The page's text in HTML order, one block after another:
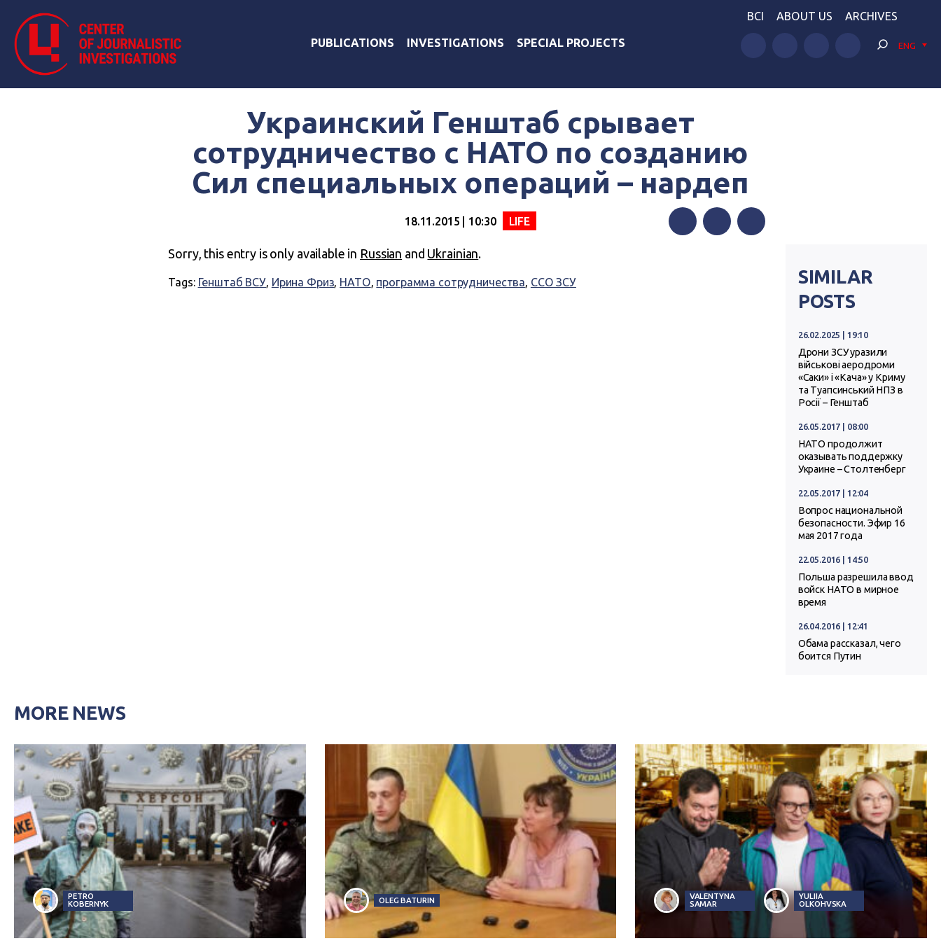
PUBLICATIONS INVESTIGATIONS SPECIAL PROJECTS
BCI ABOUT US ARCHIVES
ENG
Украинский Генштаб срывает
сотрудничество с НАТО по созданию
Сил специальных операций – нардеп
18.11.2015 | 10:30 LIFE
Sorry, this entry is only available in Russian and Ukrainian.
Tags: Генштаб ВСУ, Ирина Фриз, НАТО, программа сотрудничества, ССО ЗСУ
SIMILAR
POSTS
26.02.2025 | 19:10
Дрони ЗСУ уразили
військові аеродроми
«Саки» і «Кача» у Криму
та Туапсинський НПЗ в
Росії – Генштаб
26.05.2017 | 08:00
НАТО продолжит
оказывать поддержку
Украине – Столтенберг
22.05.2017 | 12:04
Вопрос национальной
безопасности. Эфир 16
мая 2017 года
22.05.2016 | 14:50
Польша разрешила ввод
войск НАТО в мирное
время
26.04.2016 | 12:41
Обама рассказал, чего
боится Путин
MORE NEWS
PETRO
KOBERNYK
OLEG BATURIN
VALENTYNA
SAMAR
YULIIA
OLKOHVSKA